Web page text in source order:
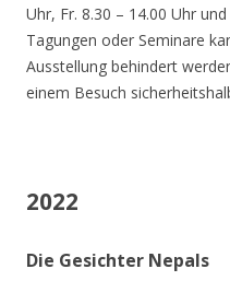
Uhr, Fr. 8.30 – 14.00 Uhr
Tagungen oder Seminare
Ausstellung behindert
einem Besuch
2022
Die Gesichter Nepals